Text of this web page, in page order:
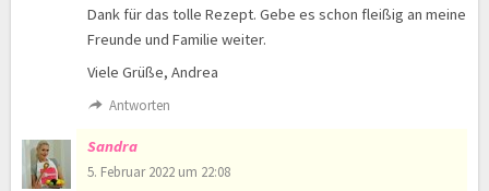
Dank für das tolle Rezept. Gebe es schon fleißig an meine
Freunde und Familie weiter.
Viele Grüße, Andrea
Antworten
Sandra
5. Februar 2022 um 22:08